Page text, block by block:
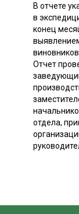
В отчете
в
конец
Отчет
отдела,